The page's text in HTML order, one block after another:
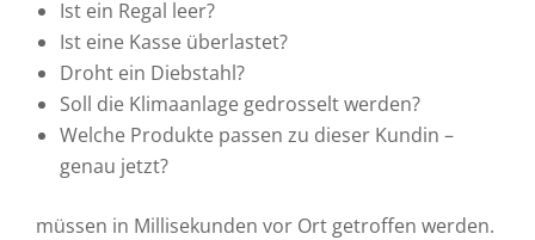
Ist ein Regal leer?
Ist eine Kasse überlastet?
Droht ein Diebstahl?
Soll die Klimaanlage gedrosselt werden?
Welche Produkte passen zu dieser Kundin –
genau jetzt?
müssen in Millisekunden vor Ort getroffen werden.